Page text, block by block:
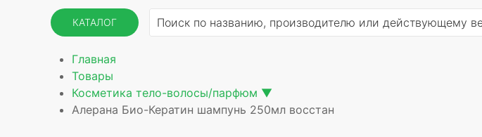
КАТАЛОГ
Главная
Товары
Косметика тело-волосы/парфюм ▼
Алерана Био-Кератин шампунь 250мл восстан